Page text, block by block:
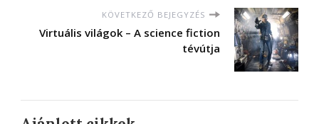
KÖVETKEZŐ BEJEGYZÉS
Virtuális világok – A science fiction
tévútja